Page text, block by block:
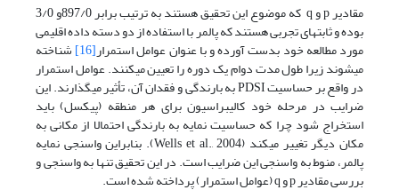
مقادیر p و q که موضوع این تحقیق هستند به ترتیب برابر 897/0و 3/0
بوده و ثابت­های تجربی هستند که پالمر با استفاده از دو دسته داده اقلیمی
مورد مطالعه خود بدست آورده و با عنوان عوامل استمرار[16] شناخته
می­شوند زیرا طول مدت دوام یک دوره را تعیین می­کنند. عوامل استمرار
در واقع بر حساسیت PDSI به بارندگی و فقدان آن، تأثیر می­گذارند. این
ضرایب در مرحله خود کالیبراسیون برای هر منطقه (پیکسل) باید
استخراج شود چرا که حساسیت نمایه به بارندگی احتمالا از مکانی به
مکان دیگر تغییر می­کند (Wells et al., 2004). بنابراین واسنجی نمایه
پالمر، منوط به واسنجی این ضرایب است. در این تحقیق تنها به واسنجی و
بررسی مقادیر p و q (عوامل استمرار) پرداخته شده است.